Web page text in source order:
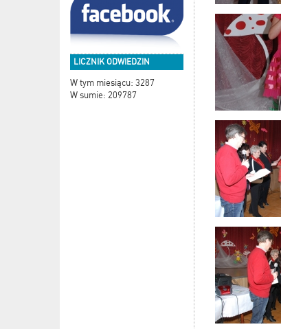
LICZNIK ODWIEDZIN
W tym miesiącu: 3287
W sumie: 209787